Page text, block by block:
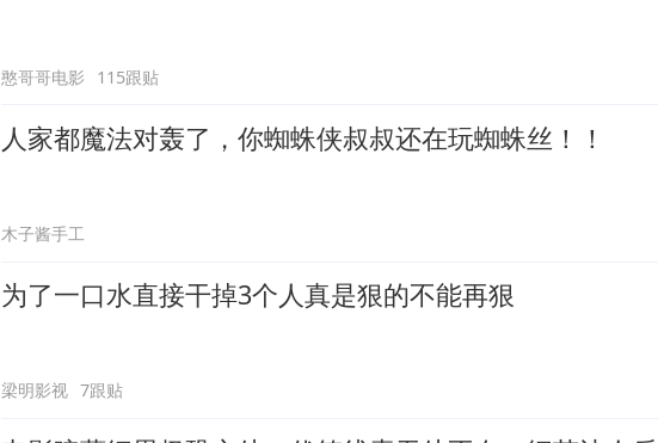
憨哥哥电影 115跟贴
人家都魔法对轰了，你蜘蛛侠叔叔还在玩蜘蛛丝！！
木子酱手工
为了一口水直接干掉3个人真是狠的不能再狠
梁明影视 7跟贴